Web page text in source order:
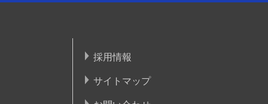
採用情報
サイトマップ